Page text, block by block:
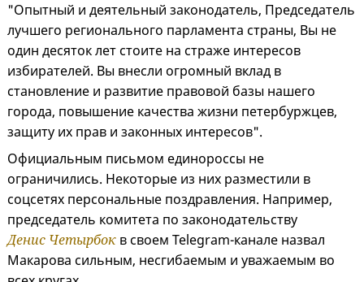
"Опытный и деятельный законодатель, Председатель
лучшего регионального парламента страны, Вы не
один десяток лет стоите на страже интересов
избирателей. Вы внесли огромный вклад в
становление и развитие правовой базы нашего
города, повышение качества жизни петербуржцев,
защиту их прав и законных интересов".
Официальным письмом единороссы не
ограничились. Некоторые из них разместили в
соцсетях персональные поздравления. Например,
председатель комитета по законодательству
Денис Четырбок в своем Telegram-канале назвал
Макарова сильным, несгибаемым и уважаемым во